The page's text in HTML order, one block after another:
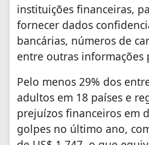
instituições financeiras,
fornecer dados
bancárias, números de
entre outras informações
Pelo menos 29% dos
adultos em 18 países e
prejuízos financeiros em
golpes no último ano,